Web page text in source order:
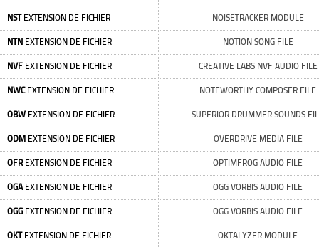
NSTEXTENSION DE FICHIER NOISETRACKER MODULE
NTN EXTENSION DE FICHIER NOTION SONG FILE
NVF EXTENSION DE FICHIER CREATIVE LABS NVF AUDIO FILE
NWCEXTENSION DE FICHIER NOTEWORTHY COMPOSER FILE
OBW EXTENSION DE FICHIER SUPERIOR DRUMMER SOUNDS
ODM EXTENSION DE FICHIER OVERDRIVE MEDIA FILE
OFREXTENSION DE FICHIER OPTIMFROG AUDIO FILE
OGAEXTENSION DE FICHIER OGG VORBIS AUDIO FILE
OGG EXTENSION DE FICHIER OGG VORBIS AUDIO FILE
OKTEXTENSION DE FICHIER OKTALYZER MODULE